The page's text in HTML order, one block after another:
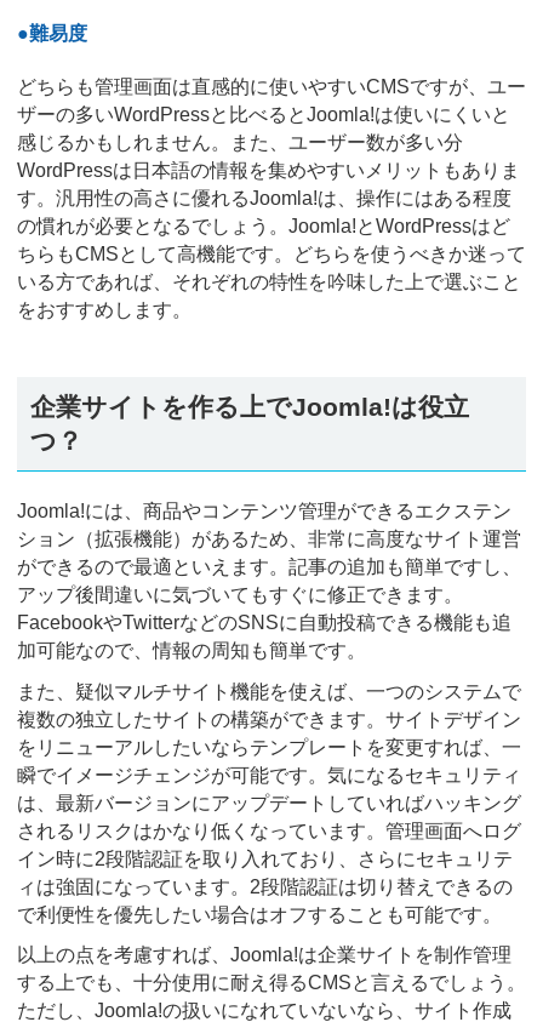
●難易度
どちらも管理画面は直感的に使いやすいCMSですが、ユー
ザーの多いWordPressと比べるとJoomla!は使いにくいと
感じるかもしれません。また、ユーザー数が多い分
WordPressは日本語の情報を集めやすいメリットもありま
す。汎用性の高さに優れるJoomla!は、操作にはある程度
の慣れが必要となるでしょう。Joomla!とWordPressはど
ちらもCMSとして高機能です。どちらを使うべきか迷って
いる方であれば、それぞれの特性を吟味した上で選ぶこと
をおすすめします。
企業サイトを作る上でJoomla!は役立
つ？
Joomla!には、商品やコンテンツ管理ができるエクステン
ション（拡張機能）があるため、非常に高度なサイト運営
ができるので最適といえます。記事の追加も簡単ですし、
アップ後間違いに気づいてもすぐに修正できます。
FacebookやTwitterなどのSNSに自動投稿できる機能も追
加可能なので、情報の周知も簡単です。
また、疑似マルチサイト機能を使えば、一つのシステムで
複数の独立したサイトの構築ができます。サイトデザイン
をリニューアルしたいならテンプレートを変更すれば、一
瞬でイメージチェンジが可能です。気になるセキュリティ
は、最新バージョンにアップデートしていればハッキング
されるリスクはかなり低くなっています。管理画面へログ
イン時に2段階認証を取り入れており、さらにセキュリテ
ィは強固になっています。2段階認証は切り替えできるの
で利便性を優先したい場合はオフすることも可能です。
以上の点を考慮すれば、Joomla!は企業サイトを制作管理
する上でも、十分使用に耐え得るCMSと言えるでしょう。
ただし、Joomla!の扱いになれていないなら、サイト作成